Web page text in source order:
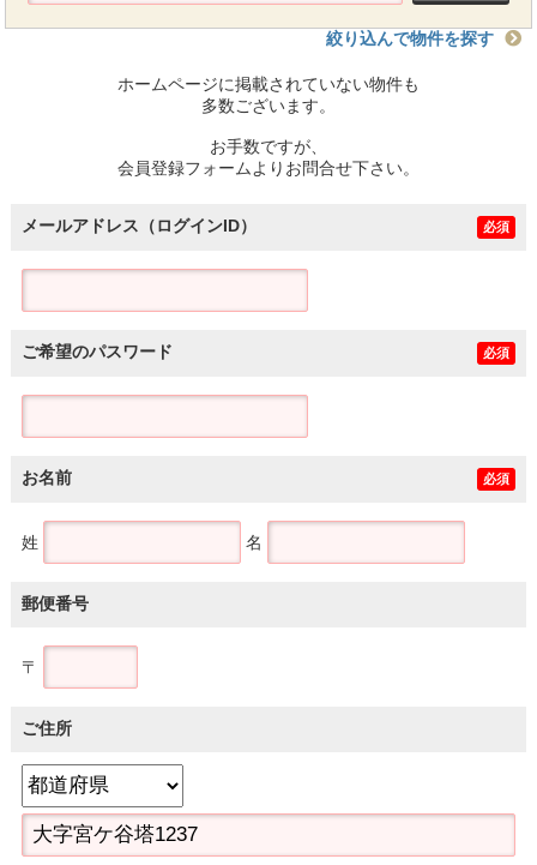
絞り込んで物件を探す
ホームページに掲載されていない物件も
多数ございます。
お手数ですが、
会員登録フォームよりお問合せ下さい。
メールアドレス（ログインID） 必須
ご希望のパスワード 必須
お名前 必須
姓 名
郵便番号
〒
ご住所